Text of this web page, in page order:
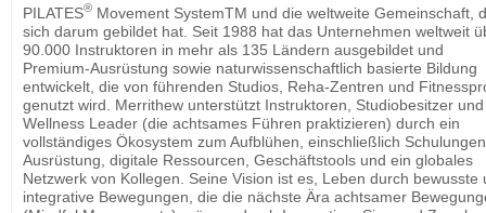
PILATES® Movement SystemTM und die weltweite Gemeinschaft,
sich darum gebildet hat. Seit 1988 hat das Unternehmen weltweit
90.000 Instruktoren in mehr als 135 Ländern ausgebildet und
Premium-Ausrüstung sowie naturwissenschaftlich basierte Bildung
entwickelt, die von führenden Studios, Reha-Zentren und
genutzt wird. Merrithew unterstützt Instruktoren, Studiobesitzer und
Wellness Leader (die achtsames Führen praktizieren) durch ein
vollständiges Ökosystem zum Aufblühen, einschließlich
Ausrüstung, digitale Ressourcen, Geschäftstools und ein globales
Netzwerk von Kollegen. Seine Vision ist es, Leben durch bewusste
integrative Bewegungen, die die nächste Ära achtsamer